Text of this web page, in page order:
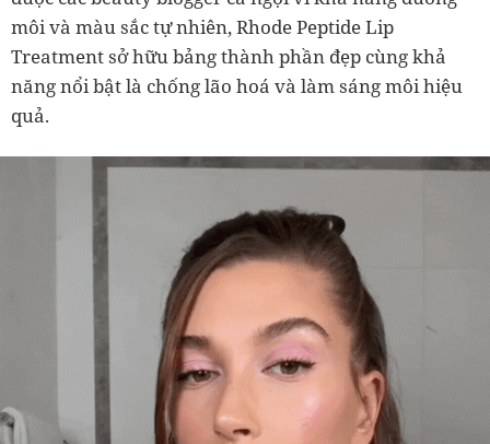
môi và màu sắc tự nhiên, Rhode Peptide Lip
Treatment sở hữu bảng thành phần đẹp cùng khả
năng nổi bật là chống lão hoá và làm sáng môi hiệu
quả.